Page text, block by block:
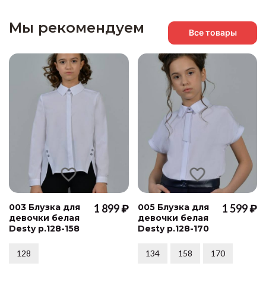
Мы рекомендуем Все товары
003 Блузка для
девочки белая
Desty р.128-158
1 899 ₽
128
005 Блузка для
девочки белая
Desty р.128-170
1 599 ₽
134 158 170